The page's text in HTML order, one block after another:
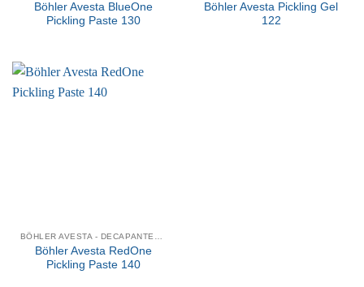
Böhler Avesta BlueOne
Pickling Paste 130
Böhler Avesta Pickling Gel
122
Böhler Avesta RedOne
Pickling Paste 140